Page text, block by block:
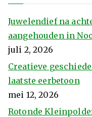
Juwelendief na
aangehouden in
juli 2, 2026
Creatieve
laatste eerbetoon
mei 12, 2026
Rotonde